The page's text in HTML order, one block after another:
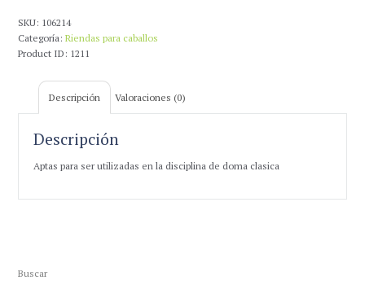
Goma
Interior
cantidad
SKU: 106214
Categoría:Riendas para caballos
Product ID: 1211
Descripción Valoraciones (0)
Descripción
Aptas para ser utilizadas en la disciplina de doma clasica
Buscar